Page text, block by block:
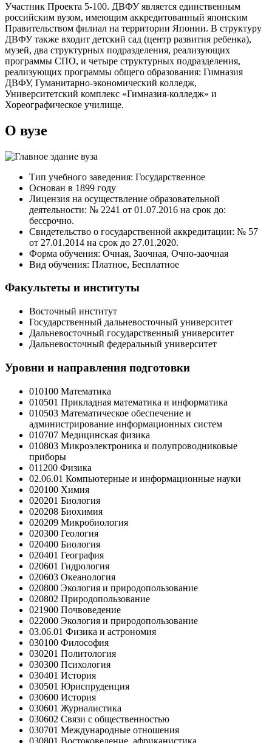
Участник Проекта 5-100. ДВФУ является единственным
российским вузом, имеющим аккредитованный японским
Правительством филиал на территории Японии. В структуру
ДВФУ также входит детский сад (центр развития ребенка),
музей, два структурных подразделения, реализующих
программы СПО, и четыре структурных подразделения,
реализующих программы общего образования: Гимназия
ДВФУ, Гуманитарно-экономический колледж,
Университетский комплекс «Гимназия-колледж» и
Хореографическое училище.
О вузе
Тип учебного заведения: Государственное
Основан в 1899 году
Лицензия на осуществление образовательной
деятельности: № 2241 от 01.07.2016 на срок до:
бессрочно.
Свидетельство о государственной аккредитации: № 57
от 27.01.2014 на срок до 27.01.2020.
Форма обучения: Очная, Заочная, Очно-заочная
Вид обучения: Платное, Бесплатное
Факультеты и институты
Восточный институт
Государственный дальневосточный университет
Дальневосточный государственный университет
Дальневосточный федеральный университет
Уровни и направления подготовки
010100 Математика
010501 Прикладная математика и информатика
010503 Математическое обеспечение и
администрирование информационных систем
010707 Медицинская физика
010803 Микроэлектроника и полупроводниковые
приборы
011200 Физика
02.06.01 Компьютерные и информационные науки
020100 Химия
020201 Биология
020208 Биохимия
020209 Микробиология
020300 Геология
020400 Биология
020401 География
020601 Гидрология
020603 Океанология
020800 Экология и природопользование
020802 Природопользование
021900 Почвоведение
022000 Экология и природопользование
03.06.01 Физика и астрономия
030100 Философия
030201 Политология
030300 Психология
030401 История
030501 Юриспруденция
030600 История
030601 Журналистика
030602 Связи с общественностью
030701 Международные отношения
030801 Востоковедение, африканистика